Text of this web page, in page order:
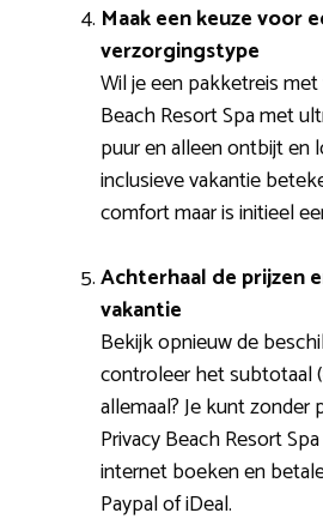
Maak een keuze voor
verzorgingstype
Wil je een pakketreis
Beach Resort Spa met
puur en alleen ontbijt en
inclusieve vakantie
comfort maar is initieel
Achterhaal de prijzen
vakantie
Bekijk opnieuw de
controleer het subtotaal
allemaal? Je kunt
Privacy Beach Resort
internet boeken en
Paypal of iDeal.